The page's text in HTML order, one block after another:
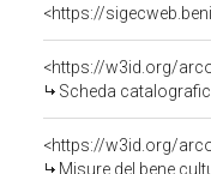
<https://
<https://w3id.org/
Scheda
<https://w3id.org/
Misure del bene